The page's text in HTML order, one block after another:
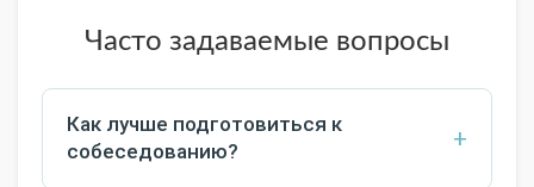
Часто задаваемые вопросы
Как лучше подготовиться к
собеседованию?
+